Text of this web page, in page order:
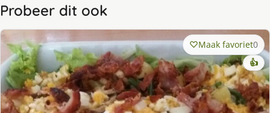
Probeer dit ook
Maak favoriet0
👍